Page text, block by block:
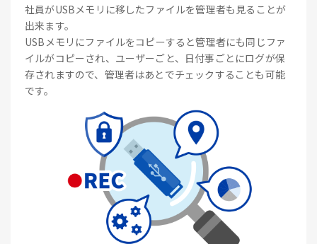
社員がUSBメモリに移したファイルを管理者も見ることが
出来ます。
USBメモリにファイルをコピーすると管理者にも同じファ
イルがコピーされ、ユーザーごと、日付事ごとにログが保
存されますので、管理者はあとでチェックすることも可能
です。